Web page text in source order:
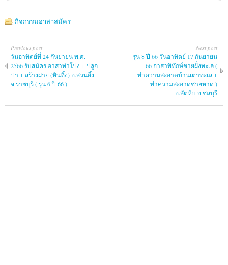
กิจกรรมอาสาสมัคร
Previous post
วันอาทิตย์ที่ 24 กันยายน พ.ศ.
2566 รับสมัคร อาสาทำโป่ง + ปลูก
ป่า + สร้างฝาย (หินทิ้ง) อ.สวนผึ้ง
จ.ราชบุรี ( รุ่น 6 ปี 66 )
Next post
รุ่น 8 ปี 66 วันอาทิตย์ 17 กันยายน
66 อาสาพิทักษ์ชายฝั่งทะเล (
ทำความสะอาดบ้านเต่าทะเล +
ทำความสะอาดชายหาด )
อ.สัตหีบ จ.ชลบุรี